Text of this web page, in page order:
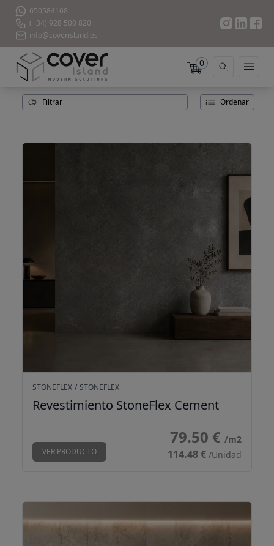
650584168
(+34) 928 500 820
info@coverisland.es
0
Filtrar Ordenar
STONEFLEX / STONEFLEX
Revestimiento StoneFlex Cement
VER PRODUCTO
79.50 € /m2
114.48 € /Unidad